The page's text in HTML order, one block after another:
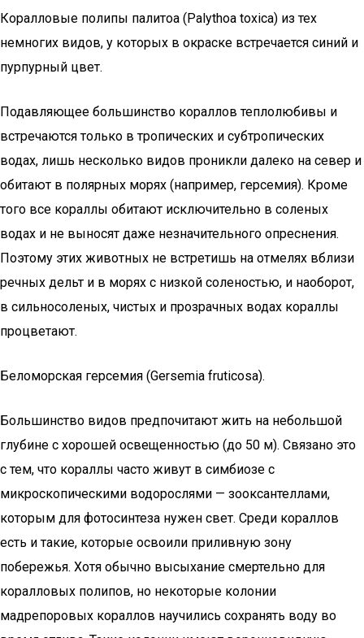
Коралловые полипы палитоа (Palythoa toxica) из тех
немногих видов, у которых в окраске встречается синий и
пурпурный цвет.
Подавляющее большинство кораллов теплолюбивы и
встречаются только в тропических и субтропических
водах, лишь несколько видов проникли далеко на север и
обитают в полярных морях (например, герсемия). Кроме
того все кораллы обитают исключительно в соленых
водах и не выносят даже незначительного опреснения.
Поэтому этих животных не встретишь на отмелях вблизи
речных дельт и в морях с низкой соленостью, и наоборот,
в сильносоленых, чистых и прозрачных водах кораллы
процветают.
Беломорская герсемия (Gersemia fruticosa).
Большинство видов предпочитают жить на небольшой
глубине с хорошей освещенностью (до 50 м). Связано это
с тем, что кораллы часто живут в симбиозе с
микроскопическими водорослями — зооксантеллами,
которым для фотосинтеза нужен свет. Среди кораллов
есть и такие, которые освоили приливную зону
побережья. Хотя обычно высыхание смертельно для
коралловых полипов, но некоторые колонии
мадрепоровых кораллов научились сохранять воду во